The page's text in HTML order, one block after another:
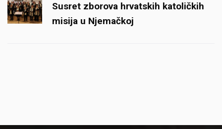
Susret zborova hrvatskih katoličkih
misija u Njemačkoj